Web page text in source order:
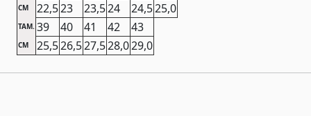
CM 22,523 23,524 24,525,0
TAM. 39 40 41 42 43
CM 25,526,527,528,029,0